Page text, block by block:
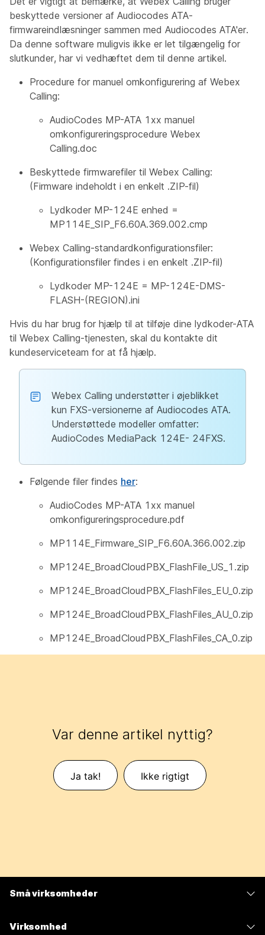
beskyttede versioner af Audiocodes ATA-
firmwareindlæsninger sammen med Audiocodes ATA'er.
Da denne software muligvis ikke er let tilgængelig for
slutkunder, har vi vedhæftet dem til denne artikel.
Procedure for manuel omkonfigurering af Webex
Calling:
AudioCodes MP-ATA 1xx manuel
omkonfigureringsprocedure Webex
Calling.doc
Beskyttede firmwarefiler til Webex Calling:
(Firmware indeholdt i en enkelt .ZIP-fil)
Lydkoder MP-124E enhed =
MP114E_SIP_F6.60A.369.002.cmp
Webex Calling-standardkonfigurationsfiler:
(Konfigurationsfiler findes i en enkelt .ZIP-fil)
Lydkoder MP-124E = MP-124E-DMS-
FLASH-(REGION).ini
Hvis du har brug for hjælp til at tilføje dine lydkoder-ATA
til Webex Calling-tjenesten, skal du kontakte dit
kundeserviceteam for at få hjælp.
Webex Calling understøtter i øjeblikket
kun FXS-versionerne af Audiocodes ATA.
Understøttede modeller omfatter:
AudioCodes MediaPack 124E- 24FXS.
Følgende filer findes her:
AudioCodes MP-ATA 1xx manuel
omkonfigureringsprocedure.pdf
MP114E_Firmware_SIP_F6.60A.366.002.zip
MP124E_BroadCloudPBX_FlashFile_US_1.zip
MP124E_BroadCloudPBX_FlashFiles_EU_0.zip
MP124E_BroadCloudPBX_FlashFiles_AU_0.zip
MP124E_BroadCloudPBX_FlashFiles_CA_0.zip
Var denne artikel nyttig?
Ja tak! Ikke rigtigt
Små virksomheder
Virksomhed